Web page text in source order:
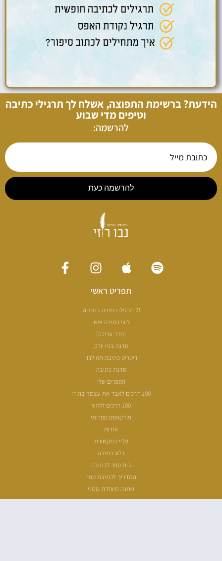
הידעת? ברשימת התפוצה, אשלח לך תרגילי כתיבה
וטיפים מדי שבוע
להרשמה:
להרשמה כעת
תפריט ראשי
21 תרגילי כתיבה במתנה!
ליווי כתיבה אישי
[חדר עריכה]
סדנה בניו יורק
ריטריט כתיבה תאילנד
סדנת כתיבה
הספרים שלי
100 דרכים לאבד את עצמך בהודו
100 דרכים לחזור
פודקאסט ספרותי
אודות
עליי בתקשורת
בלוג כתיבה
בית ספר לכתיבה
המדריך לכתיבת ספר
מתנה מיוחדת ממני
שעת כתיבה